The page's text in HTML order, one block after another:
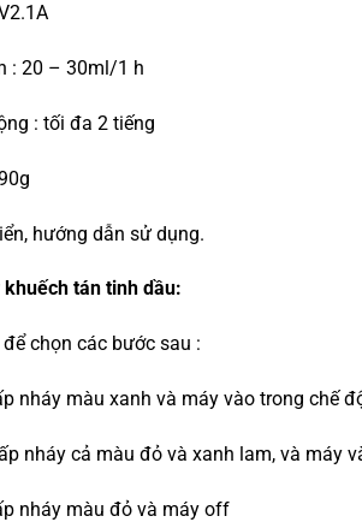
: 20 – 30ml/1 h
: tối đa 2 tiếng
hướng dẫn sử dụng.
tán tinh dầu:
chọn các bước sau :
nháy màu xanh và máy vào trong chế
nháy cả màu đỏ và xanh lam, và máy
nháy màu đỏ và máy off